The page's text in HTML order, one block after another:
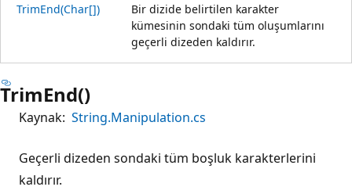
TrimEnd(Char[])
Bir dizide belirtilen karakter
kümesinin sondaki tüm oluşumlarını
geçerli dizeden kaldırır.
TrimEnd()
Kaynak: String.Manipulation.cs
Geçerli dizeden sondaki tüm boşluk karakterlerini
kaldırır.